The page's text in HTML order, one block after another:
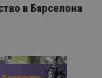
в Барселона